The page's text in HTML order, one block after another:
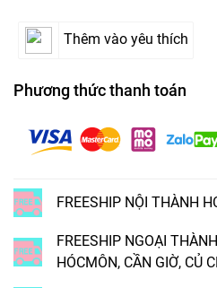
Thêm vào yêu thích
Phương thức thanh toán
FREESHIP NỘI THÀNH
FREESHIP NGOẠI
HÓCMÔN, CẦN GIỜ, CỦ